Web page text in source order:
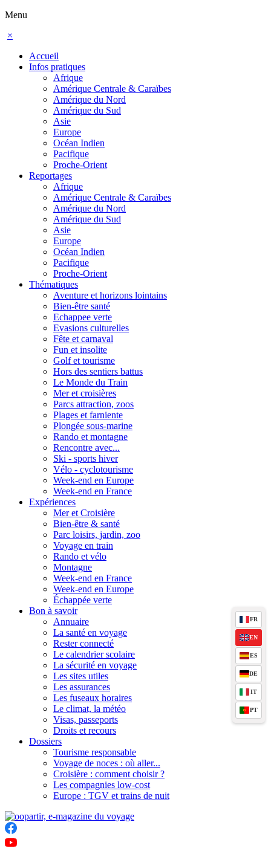
Menu
×
Accueil
Infos pratiques
Afrique
Amérique Centrale & Caraïbes
Amérique du Nord
Amérique du Sud
Asie
Europe
Océan Indien
Pacifique
Proche-Orient
Reportages
Afrique
Amérique Centrale & Caraïbes
Amérique du Nord
Amérique du Sud
Asie
Europe
Océan Indien
Pacifique
Proche-Orient
Thématiques
Aventure et horizons lointains
Bien-être santé
Echappee verte
Evasions culturelles
Fête et carnaval
Fun et insolite
Golf et tourisme
Hors des sentiers battus
Le Monde du Train
Mer et croisières
Parcs attraction, zoos
Plages et farniente
Plongée sous-marine
Rando et montagne
Rencontre avec...
Ski - sports hiver
Vélo - cyclotourisme
Week-end en Europe
Week-end en France
Expériences
Mer et Croisière
Bien-être & santé
Parc loisirs, jardin, zoo
Voyage en train
Rando et vélo
Montagne
Week-end en France
Week-end en Europe
Échappée verte
Bon à savoir
Annuaire
La santé en voyage
Rester connecté
Le calendrier scolaire
La sécurité en voyage
Les sites utiles
Les assurances
Les fuseaux horaires
Le climat, la météo
Visas, passeports
Droits et recours
Dossiers
Tourisme responsable
Voyage de noces : où aller...
Croisière : comment choisir ?
Les compagnies low-cost
Europe : TGV et trains de nuit
FR
EN
ES
DE
IT
PT